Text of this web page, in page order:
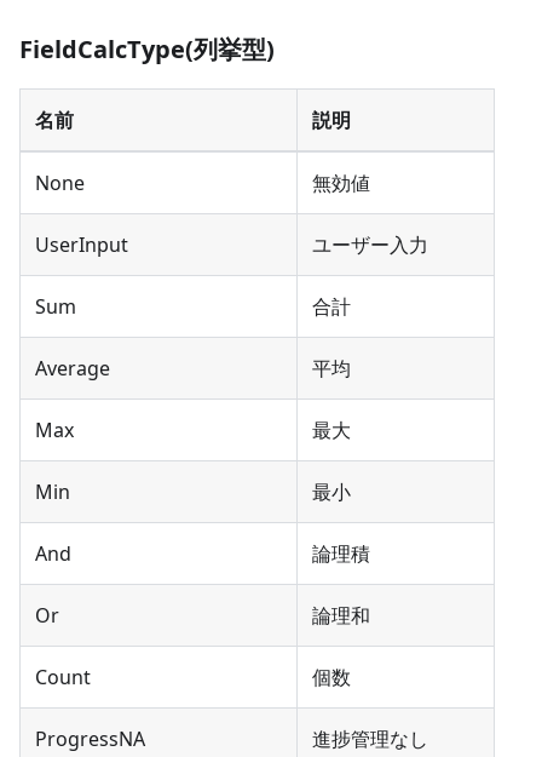
FieldCalcType(列挙型)
名前 説明
None 無効値
UserInput ユーザー入力
Sum 合計
Average 平均
Max 最大
Min 最小
And 論理積
Or 論理和
Count 個数
ProgressNA 進捗管理なし